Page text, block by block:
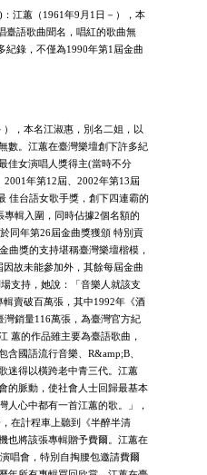
江蕙（1961年9月1日－），本
臺語歌曲聞名，唱紅的歌曲無
紀錄，不僅為1990年第1屆金曲
，本名江淑惠，別名二姐，以
數。江蕙在臺灣樂壇創下許多紀
佳女演唱人獎得主(當時不分
年第12屆、2002年第13屆
佳台語女歌手獎，創下四連霸的
輯入圍，同時佔據2個名額的
同年第26屆金曲獎獲頒 特別貢
曲獎的支持堪稱臺灣樂壇楷模，
故未能參加外，其餘每屆金曲
支持，她說：「音樂人就該支
賣破百萬張，其中1992年《酒
銷量116萬張，為臺灣官方紀
蕙的作品雖主要為臺語歌曲，
含國語流行音樂、R&amp;B、
迷得以橫跨老中青三代。江蕙
的脈動，使社會人士回歸最基本
人心中都有一首江蕙的歌。」，
在計程車上聽到《半醉半清
也將該張專輯贈予費爾。江蕙在
唱會，特別自掏腰包邀請費爾